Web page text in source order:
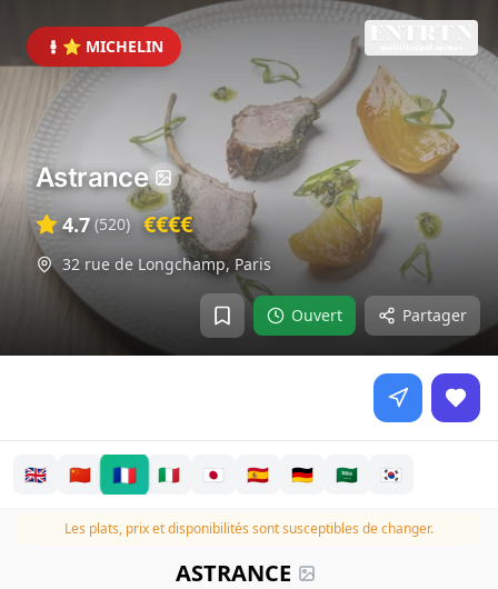
⭐ MICHELIN
Ouvert Partager
Astrance
4.7 (520) €€€€
32 rue de Longchamp, Paris
🇬🇧 🇨🇳 🇫🇷 🇮🇹 🇯🇵 🇪🇸 🇩🇪 🇸🇦 🇰🇷
Les plats, prix et disponibilités sont susceptibles de changer.
ASTRANCE